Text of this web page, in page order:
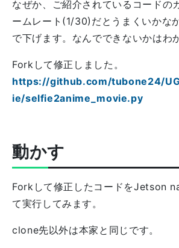
なぜか、ご紹介されているコードの
ームレート(1/30)だとうまくいかな
で下げます。なんでできないかはわ
Forkして修正しました。
https://github.com/tubone24/
ie/selfie2anime_movie.py
動かす
Forkして修正したコードをJetson
て実行してみます。
clone先以外は本家と同じです。